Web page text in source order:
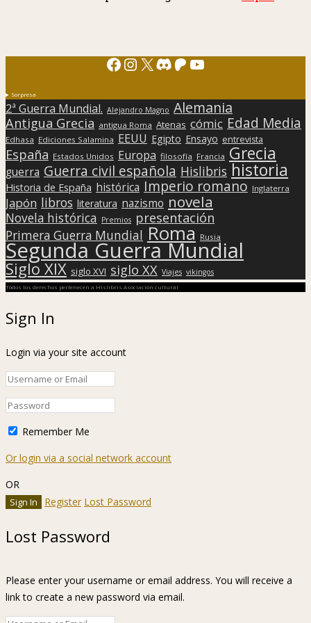
Facebook
Instagram
X Discord
Patreon
YouTube
Sorpresa
2ª Guerra Mundial. Alejandro Magno Alemania
Antigua Grecia antigua Roma Atenas cómic Edad Media
Edhasa Ediciones Salamina EEUU Egipto Ensayo entrevista
España Estados Unidos Europa filosofía Francia Grecia
guerra Guerra civil española Hislibris historia
Historia de España histórica Imperio romano Inglaterra
Japón libros literatura nazismo novela
Novela histórica Premios presentación
Primera Guerra Mundial Roma Rusia
Segunda Guerra Mundial
Siglo XIX siglo XVI siglo XX Viajes vikingos
Todos los derechos pertenecen a Hislibris Asociación cultural
Sign In
Login via your site account
Remember Me
Or login via a social network account
OR
Register Lost Password
Lost Password
Please enter your username or email address. You will receive a
link to create a new password via email.